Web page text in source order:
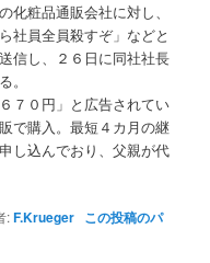
粧品通販会社に対し、
社員全員殺すぞ」などと
信し、２６日に同社社長
。
７０円」と広告されてい
で購入。最短４カ月の継
し込んでおり、父親が代
:F.Krueger この投稿のパ